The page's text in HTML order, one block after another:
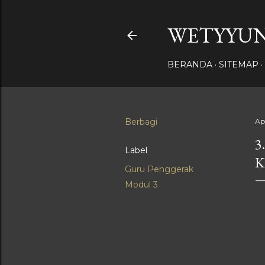
BERANDA SITEMAP
Berbagi
Label
Guru Penggerak
Modul 3